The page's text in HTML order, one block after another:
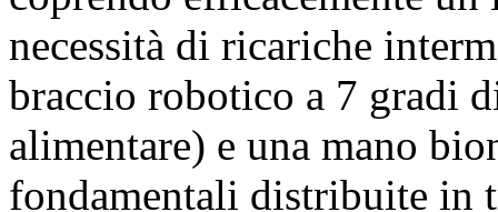
necessità di ricariche
braccio robotico a 7 gradi
alimentare) e una mano
fondamentali distribuite in